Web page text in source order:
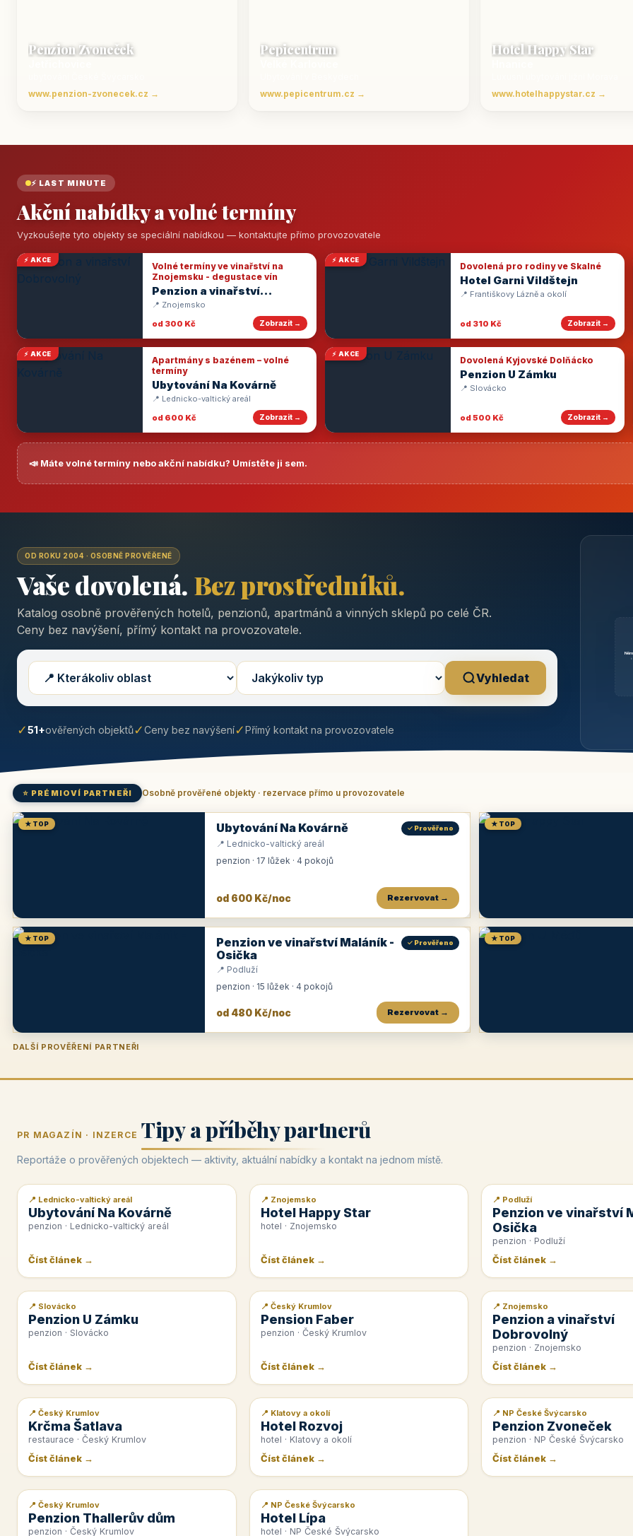
Penzion Zvoneček
www.penzion-zvonecek.cz →
Pepicentrum
www.pepicentrum.cz →
Hotel Happy Star
www.hotelhappystar.cz →
⚡ LAST MINUTE
Akční nabídky a volné termíny
Vyzkoušejte tyto objekty se speciální nabídkou — kontaktujte přímo provozovatele
⚡ AKCE
Volné termíny ve vinařství na
Znojemsku - degustace vín
Penzion a vinařství
Dobrovolný
📍 Znojemsko
od 300 Kč
Zobrazit →
⚡ AKCE
Dovolená pro rodiny ve Skalné
Hotel Garni Vildštejn
📍 Františkovy Lázně a okolí
od 310 Kč Zobrazit →
⚡ AKCE
Apartmány s bazénem – volné
termíny
Ubytování Na Kovárně
📍 Lednicko-valtický areál
od 600 Kč
Zobrazit →
⚡ AKCE
Dovolená Kyjovské Dolňácko
Penzion U Zámku
📍 Slovácko
od 500 Kč Zobrazit →
📣 Máte volné termíny nebo akční nabídku? Umístěte ji sem.
OD ROKU 2004 · OSOBNĚ PROVĚŘENÉ
Vaše dovolená. Bez prostředníků.
Katalog osobně prověřených hotelů, penzionů, apartmánů a vinných sklepů po celé ČR.
Ceny bez navýšení, přímý kontakt na provozovatele.
Vyhledat
✓51+ověřených objektů✓Ceny bez navýšení✓Přímý kontakt na provozovatele
⭐ PRÉMIOVÍ PARTNEŘI Osobně prověřené objekty · rezervace přímo u provozovatele
★ TOP Ubytování Na Kovárně ✓ Prověřeno
📍 Lednicko-valtický areál
penzion · 17 lůžek · 4 pokojů
od 600 Kč/noc Rezervovat →
★ TOP
★ TOP
Penzion ve vinařství Maláník -
Osička
✓ Prověřeno
📍 Podluží
penzion · 15 lůžek · 4 pokojů
od 480 Kč/noc Rezervovat →
★ TOP
DALŠÍ PROVĚŘENÍ PARTNEŘI
Penzion U Zámku Pension Faber
PR MAGAZÍN · INZERCE Tipy a příběhy partnerů
Reportáže o prověřených objektech — aktivity, aktuální nabídky a kontakt na jednom místě.
📰 PR článek
📍 Lednicko-valtický areál
Ubytování Na Kovárně
penzion · Lednicko-valtický areál
Číst článek →
📰 PR článek
📍 Znojemsko
Hotel Happy Star
hotel · Znojemsko
Číst článek →
📰 PR článek
📍 Podluží
Penzion ve vinařství
Osička
penzion · Podluží
Číst článek →
📰 PR článek
📍 Slovácko
Penzion U Zámku
penzion · Slovácko
Číst článek →
📰 PR článek
📍 Český Krumlov
Pension Faber
penzion · Český Krumlov
Číst článek →
📰 PR článek
📍 Znojemsko
Penzion a vinařství
Dobrovolný
penzion · Znojemsko
Číst článek →
📰 PR článek
📍 Český Krumlov
Krčma Šatlava
restaurace · Český Krumlov
Číst článek →
📰 PR článek
📍 Klatovy a okolí
Hotel Rozvoj
hotel · Klatovy a okolí
Číst článek →
📰 PR článek
📍 NP České Švýcarsko
Penzion Zvoneček
penzion · NP České Švýcarsko
Číst článek →
📰 PR článek
📍 Český Krumlov
Penzion Thallerův dům
penzion · Český Krumlov
📰 PR článek
📍 NP České Švýcarsko
Hotel Lípa
hotel · NP České Švýcarsko